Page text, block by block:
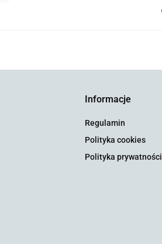
Informacje
Regulamin
Polityka cookies
Polityka prywatności